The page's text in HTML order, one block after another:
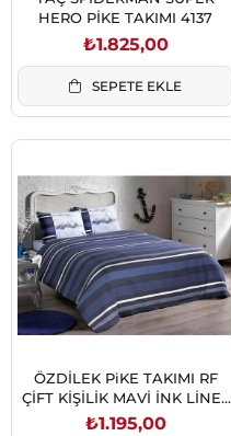
HERO PİKE TAKIMI 4137
₺1.825,00
SEPETE EKLE
ÖZDİLEK PiKE TAKIMI RF
ÇİFT KİŞİLİK MAVİ İNK LİNES
(P)
₺1.195,00